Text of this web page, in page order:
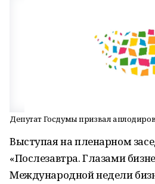
Депутат Госдумы призвал
Выступая на пленарном
«Послезавтра. Глазами
Международной недели